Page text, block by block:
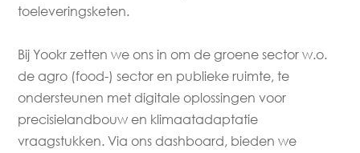
toeleveringsketen.
Bij Yookr zetten we ons in om de groene sector w.o.
de agro (food-) sector en publieke ruimte, te
ondersteunen met digitale oplossingen voor
precisielandbouw en klimaatadaptatie
vraagstukken. Via ons dashboard, bieden we